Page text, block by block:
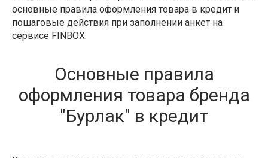
основные правила оформления товара в кредит и
пошаговые действия при заполнении анкет на
сервисе FINBOX.
Основные правила
оформления товара бренда
"Бурлак" в кредит